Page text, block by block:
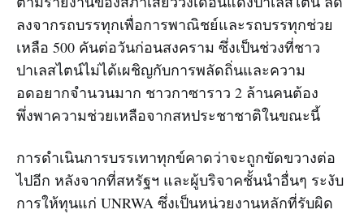
ลงจากรถบรรทุกเพื่อการพาณิชย์และรถบรรทุกช่วย
เหลือ 500 คันต่อวันก่อนสงคราม ซึ่งเป็นช่วงที่ชาว
ปาเลสไตน์ไม่ได้เผชิญกับการพลัดถิ่นและความ
อดอยากจำนวนมาก ชาวกาซาราว 2 ล้านคนต้อง
พึ่งพาความช่วยเหลือจากสหประชาชาติในขณะนี้
การดำเนินการบรรเทาทุกข์คาดว่าจะถูกขัดขวางต่อ
ไปอีก หลังจากที่สหรัฐฯ และผู้บริจาคชั้นนำอื่นๆ ระงับ
การให้ทุนแก่ UNRWA ซึ่งเป็นหน่วยงานหลักที่รับผิด